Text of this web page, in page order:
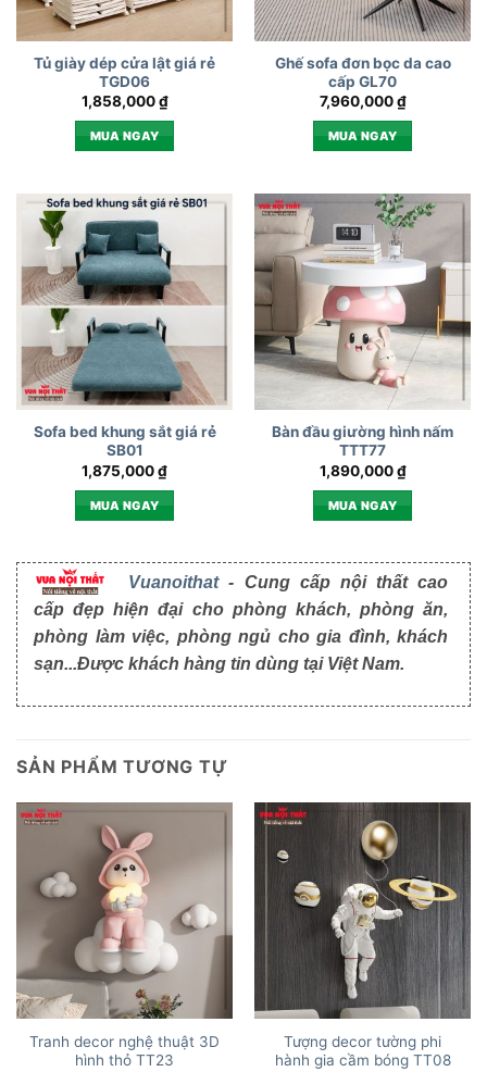
Tủ giày dép cửa lật giá rẻ
TGD06
1,858,000₫
MUA NGAY
Ghế sofa đơn bọc da cao
cấp GL70
7,960,000₫
MUA NGAY
Sofa bed khung sắt giá rẻ
SB01
1,875,000₫
MUA NGAY
Bàn đầu giường hình nấm
TTT77
1,890,000₫
MUA NGAY
Vuanoithat- Cung cấp nội thất cao
cấp đẹp hiện đại cho phòng khách, phòng ăn,
phòng làm việc, phòng ngủ cho gia đình, khách
sạn...Được khách hàng tin dùng tại Việt Nam.
SẢN PHẨM TƯƠNG TỰ
Tranh decor nghệ thuật 3D
hình thỏ TT23
Tượng decor tường phi
hành gia cầm bóng TT08